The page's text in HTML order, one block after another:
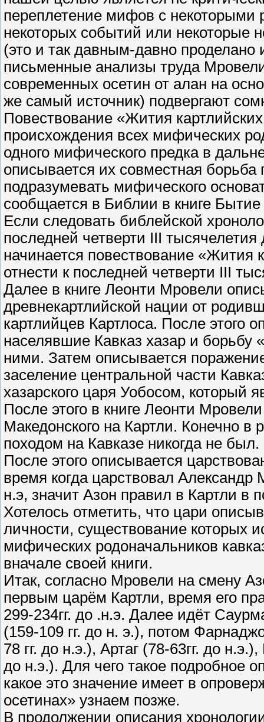
переплетение мифов с некоторыми
некоторых событий или некоторые
(это и так давным-давно
письменные анализы труда
современных осетин от алан на
же самый источник) подвергают
Повествование «Жития
происхождения всех мифических
одного мифического предка в
описывается их совместная
подразумевать мифического
сообщается в Библии в книге
Если следовать библейской
последней четверти III
начинается повествование «Жития
отнести к последней четверти III
Далее в книге Леонти Мровели
древнекартлийской нации от
картлийцев Картлоса. После этого
населявшие Кавказ хазар и борьбу
ними. Затем описывается
заселение центральной части
хазарского царя Уобосом, который
После этого в книге Леонти
Македонского на Картли. Конечно
походом на Кавказе никогда не был.
После этого описывается
время когда царствовал Александр
н.э, значит Азон правил в Картли в
Хотелось отметить, что цари
личности, существование которых
мифических родоначальников
вначале своей книги.
Итак, согласно Мровели на смену
первым царём Картли, время его
299-234гг. до .н.э. Далее идёт
(159-109 гг. до н. э.), потом
78 гг. до н.э.), Артаг (78-63гг. до
до н.э.). Для чего такое подробное
какое это значение имеет в
осетинах» узнаем позже.
В продолжении описания